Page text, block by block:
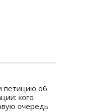
петицию об
кого
очередь